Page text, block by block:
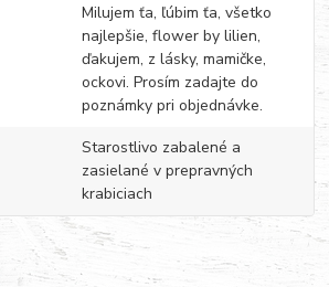
Milujem ťa, ľúbim ťa, všetko
najlepšie, flower by lilien,
ďakujem, z lásky, mamičke,
ockovi. Prosím zadajte do
poznámky pri objednávke.
Starostlivo zabalené a
zasielané v prepravných
krabiciach